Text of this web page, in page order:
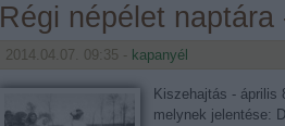
Régi népélet naptára
2014.04.07. 09:35 - kapanyél
Kiszehajtás - április
melynek jelentése: